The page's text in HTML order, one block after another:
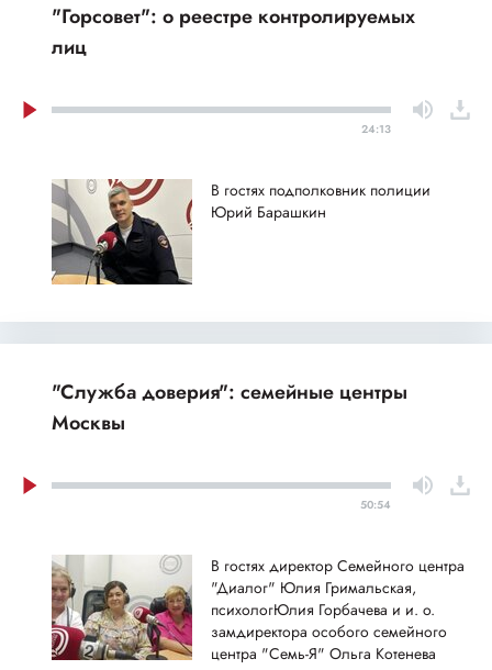
"Горсовет": о реестре контролируемых
лиц
24:13
В гостях подполковник полиции
Юрий Барашкин
"Служба доверия": семейные центры
Москвы
50:54
В гостях директор Семейного центра
"Диалог" Юлия Гримальская,
психологЮлия Горбачева и и. о.
замдиректора особого семейного
центра "Семь-Я" Ольга Котенева